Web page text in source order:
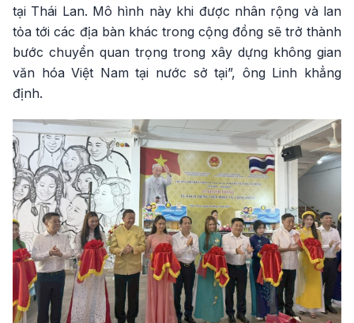
tại Thái Lan. Mô hình này khi được nhân rộng và lan
tỏa tới các địa bàn khác trong cộng đồng sẽ trở thành
bước chuyển quan trọng trong xây dựng không gian
văn hóa Việt Nam tại nước sở tại”, ông Linh khẳng
định.